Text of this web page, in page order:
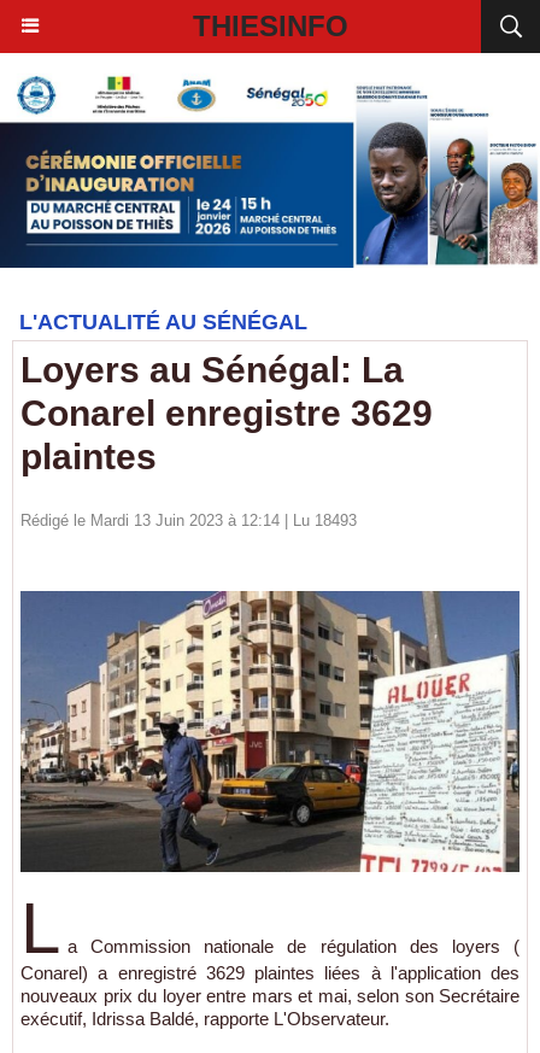
THIESINFO
L'ACTUALITÉ AU SÉNÉGAL
Loyers au Sénégal: La
Conarel enregistre 3629
plaintes
Rédigé le Mardi 13 Juin 2023 à 12:14 | Lu 18493
L a Commission nationale de régulation des loyers (
Conarel) a enregistré 3629 plaintes liées à l'application des
nouveaux prix du loyer entre mars et mai, selon son Secrétaire
exécutif, Idrissa Baldé, rapporte L'Observateur.